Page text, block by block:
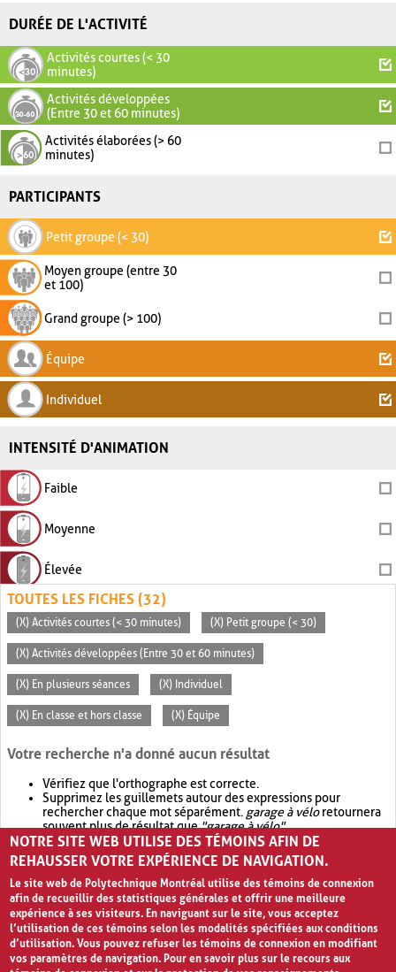
DURÉE DE L'ACTIVITÉ
Activités courtes (< 30
minutes)
Activités développées
(Entre 30 et 60 minutes)
Activités élaborées (> 60
minutes)
PARTICIPANTS
Petit groupe (< 30)
Moyen groupe (entre 30
et 100)
Grand groupe (> 100)
Équipe
Individuel
INTENSITÉ D'ANIMATION
Faible
Moyenne
Élevée
TOUTES LES FICHES (32)
(X) Activités courtes (< 30 minutes) (X) Petit groupe (< 30)
(X) Activités développées (Entre 30 et 60 minutes)
(X) En plusieurs séances (X) Individuel
(X) En classe et hors classe (X) Équipe
Votre recherche n'a donné aucun résultat
Vérifiez que l'orthographe est correcte.
Supprimez les guillemets autour des expressions pour
rechercher chaque mot séparément. garage à véloretournera
souvent plus de résultat que"garage à vélo".
Envisagez d'élargir votre recherche avec OR.garage OR vélo
retournera souvent plus de résultat quegarage à vélo
NOTRE SITE WEB UTILISE DES TÉMOINS AFIN DE
REHAUSSER VOTRE EXPÉRIENCE DE NAVIGATION.
Le site web de Polytechnique Montréal utilise des témoins de connexion
afin de recueillir des statistiques générales et offrir une meilleure
expérience à ses visiteurs. En naviguant sur le site, vous acceptez
l’utilisation de ces témoins selon les modalités spécifiées aux conditions
d’utilisation. Vous pouvez refuser les témoins de connexion en modifiant
vos paramètres de navigation. Pour en savoir plus sur le recours aux